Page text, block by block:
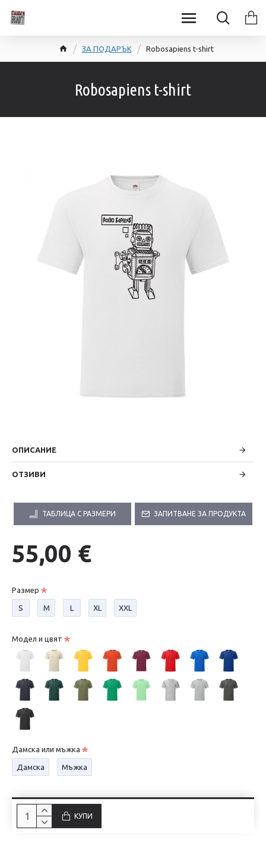
ЗА ПОДАРЪК Robosapiens t-shirt
Robosapiens t-shirt
ОПИСАНИЕ
ОТЗИВИ
ТАБЛИЦА С РАЗМЕРИ ЗАПИТВАНЕ ЗА ПРОДУКТА
55,00 €
Размер
S М L XL XXL
Модел и цвят
Дамска или мъжка
Дамска Мъжка
КУПИ